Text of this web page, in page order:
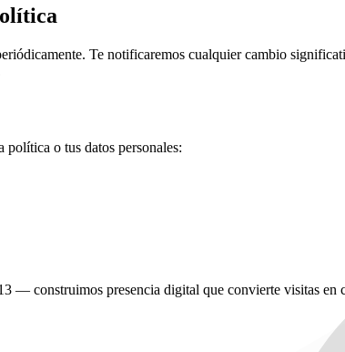
Te notificaremos cualquier cambio
política o tus datos personales:
— construimos presencia digital que convierte visitas en